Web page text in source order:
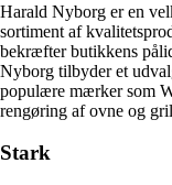
Harald Nyborg er en
sortiment af
bekræfter butikkens
Nyborg tilbyder et
populære mærker som
rengøring af ovne og
Stark